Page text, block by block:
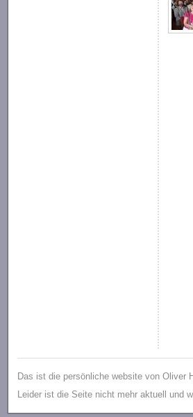
Das ist die persönliche website von Oliver
Leider ist die Seite nicht mehr aktuell und